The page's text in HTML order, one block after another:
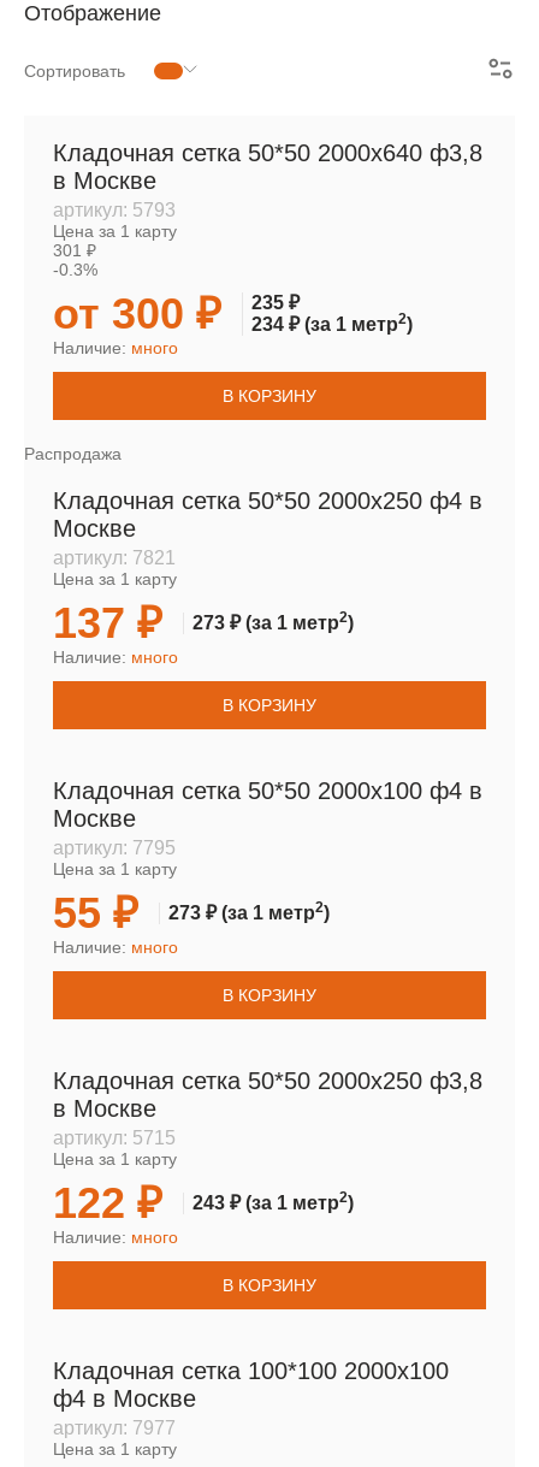
Отображение
Сортировать
Кладочная сетка 50*50 2000х640 ф3,8
в Москве
артикул: 5793
Цена за 1 карту
301 ₽
-0.3%
от 300 ₽
235 ₽
234 ₽(за 1 метр2)
Наличие: много
В КОРЗИНУ
Распродажа
Кладочная сетка 50*50 2000х250 ф4 в
Москве
артикул: 7821
Цена за 1 карту
137 ₽ 273 ₽(за 1 метр2)
Наличие: много
В КОРЗИНУ
Кладочная сетка 50*50 2000х100 ф4 в
Москве
артикул: 7795
Цена за 1 карту
55 ₽ 273 ₽(за 1 метр2)
Наличие: много
В КОРЗИНУ
Кладочная сетка 50*50 2000х250 ф3,8
в Москве
артикул: 5715
Цена за 1 карту
122 ₽ 243 ₽(за 1 метр2)
Наличие: много
В КОРЗИНУ
Кладочная сетка 100*100 2000х100
ф4 в Москве
артикул: 7977
Цена за 1 карту